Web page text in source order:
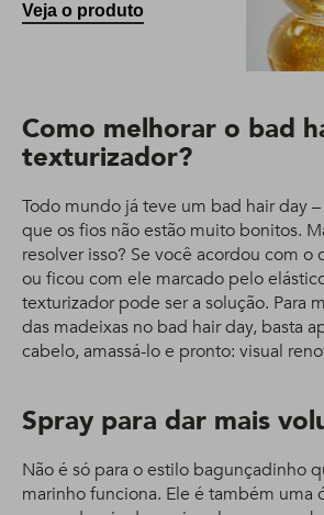
Veja o produto
Como melhorar o bad
texturizador?
Todo mundo já teve um bad hair day
que os fios não estão muito bonitos.
resolver isso? Se você acordou com o
ou ficou com ele marcado pelo
texturizador pode ser a solução. Para
das madeixas no bad hair day, basta
cabelo, amassá-lo e pronto: visual
Spray para dar mais
Não é só para o estilo bagunçadinho
marinho funciona. Ele é também uma